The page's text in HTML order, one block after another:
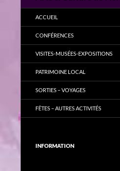
ACCUEIL
CONFÉRENCES
VISITES-MUSÉES-EXPOSITIONS
PATRIMOINE LOCAL
SORTIES – VOYAGES
FÊTES – AUTRES ACTIVITÉS
INFORMATION